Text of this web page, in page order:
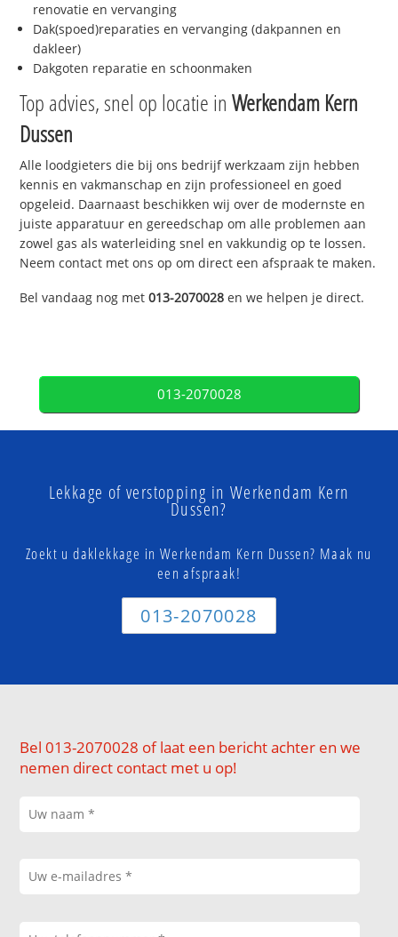
renovatie en vervanging
Dak(spoed)reparaties en vervanging (dakpannen en
dakleer)
Dakgoten reparatie en schoonmaken
Top advies, snel op locatie inWerkendam Kern
Dussen
Alle loodgieters die bij ons bedrijf werkzaam zijn hebben
kennis en vakmanschap en zijn professioneel en goed
opgeleid. Daarnaast beschikken wij over de modernste en
juiste apparatuur en gereedschap om alle problemen aan
zowel gas als waterleiding snel en vakkundig op te lossen.
Neem contact met ons op om direct een afspraak te maken.
Bel vandaag nog met013-2070028 en we helpen je direct.
013-2070028
Lekkage of verstopping in Werkendam Kern
Dussen?
Zoekt u daklekkage in Werkendam Kern Dussen? Maak nu
een afspraak!
013-2070028
Bel 013-2070028 of laat een bericht achter en we
nemen direct contact met u op!